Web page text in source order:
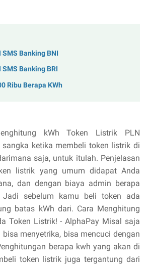
SMS Banking BNI
SMS Banking BRI
Ribu Berapa KWh
kWh Token Listrik PLN
sangka ketika membeli token listrik di
saja, untuk itulah. Penjelasan
listrik yang umum didapat Anda
dan dengan biaya admin berapa
Jadi sebelum kamu beli token ada
batas kWh dari. Cara Menghitung
Token Listrik! - AlphaPay Misal saja
menyetrika, bisa mencuci dengan
berapa kwh yang akan di
token listrik juga tergantung dari